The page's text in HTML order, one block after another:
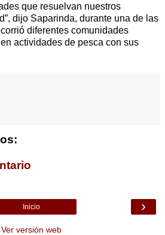
que resuelvan nuestros
dijo Saparinda, durante una de las
diferentes comunidades
actividades de pesca con sus
›
Inicio
Ver versión web